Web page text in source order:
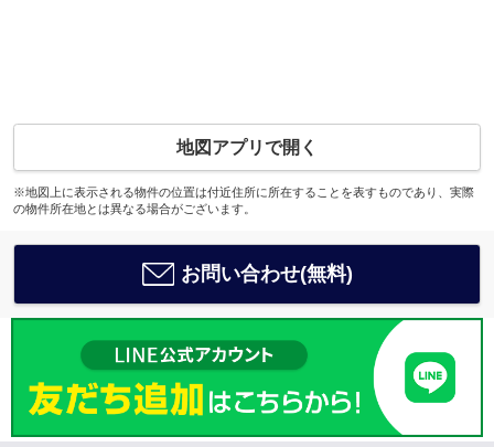
地図アプリで開く
※地図上に表示される物件の位置は付近住所に所在することを表すものであり、実際
の物件所在地とは異なる場合がございます。
お問い合わせ(無料)